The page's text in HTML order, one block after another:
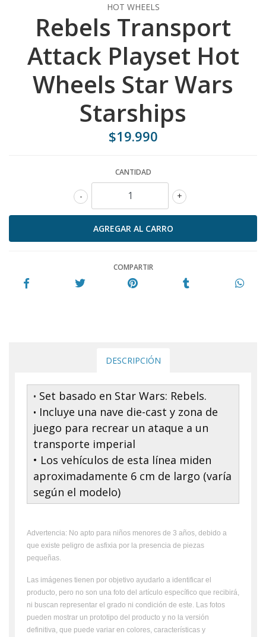
HOT WHEELS
Rebels Transport
Attack Playset Hot
Wheels Star Wars
Starships
$19.990
CANTIDAD
+
-
COMPARTIR
DESCRIPCIÓN
• Set basado en Star Wars: Rebels.
• Incluye una nave die-cast y zona de
juego para recrear un ataque a un
transporte imperial
• Los vehículos de esta línea miden
aproximadamente 6 cm de largo (varía
según el modelo)
Advertencia: No apto para niños menores de 3 años, debido a
que existe peligro de asfixia por la presencia de piezas
pequeñas.
Las imágenes tienen por objetivo ayudarlo a identificar el
producto, pero no son una foto del artículo específico que recibirá,
ni buscan representar el grado ni condición de este. Las fotos
pueden mostrar un prototipo del producto y no la versión
definitiva, que puede variar en colores, características y